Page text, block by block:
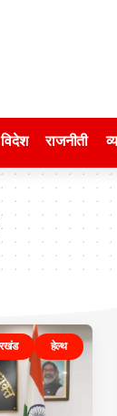
विदेश राजनीती
हेल्थ